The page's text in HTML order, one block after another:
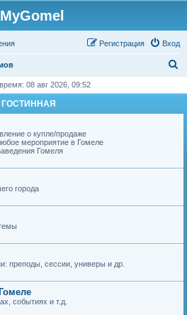
MyGomel
Вход
Регистрация
с
08 авг 2026, 09:52
ГОСТИННАЯ
о купле/продаже
мероприятие в Гомеле
Гомеля
города
преподы, сессии, универы и др.
событиях и т.д.